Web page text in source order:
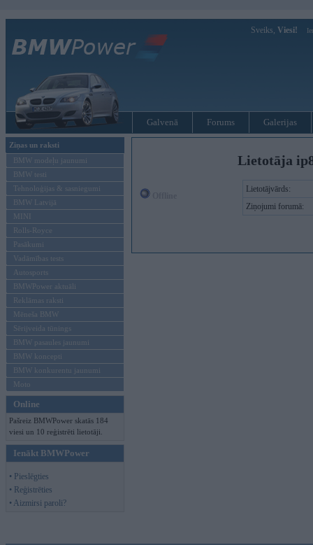
Sveiks, Viesi!
Galvenā Forums Galerijas
Ziņas un raksti
BMW modeļu jaunumi
BMW testi
Tehnoloģijas & sasniegumi
BMW Latvijā
MINI
Rolls-Royce
Pasākumi
Vadāmības tests
Autosports
BMWPower aktuāli
Reklāmas raksti
Mēneša BMW
Sērijveida tūnings
BMW pasaules jaunumi
BMW koncepti
BMW konkurentu jaunumi
Moto
Online
Pašreiz BMWPower skatās 184
viesi un 10 reģistrēti lietotāji.
Ienākt BMWPower
• Pieslēgties
• Reģistrēties
• Aizmirsi paroli?
Lietotāja
Lietotājvārds:
Ziņojumi forumā: